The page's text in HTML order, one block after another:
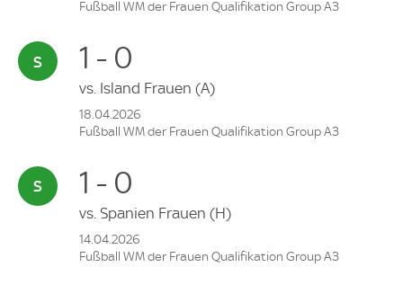
Fußball WM der Frauen Qualifikation Group A3
1 - 0
vs. Island Frauen (A)
18.04.2026
Fußball WM der Frauen Qualifikation Group A3
1 - 0
vs. Spanien Frauen (H)
14.04.2026
Fußball WM der Frauen Qualifikation Group A3